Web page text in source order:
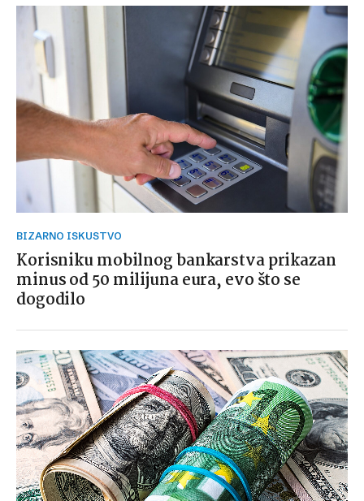
BIZARNO ISKUSTVO
Korisniku mobilnog bankarstva prikazan
minus od 50 milijuna eura, evo što se
dogodilo